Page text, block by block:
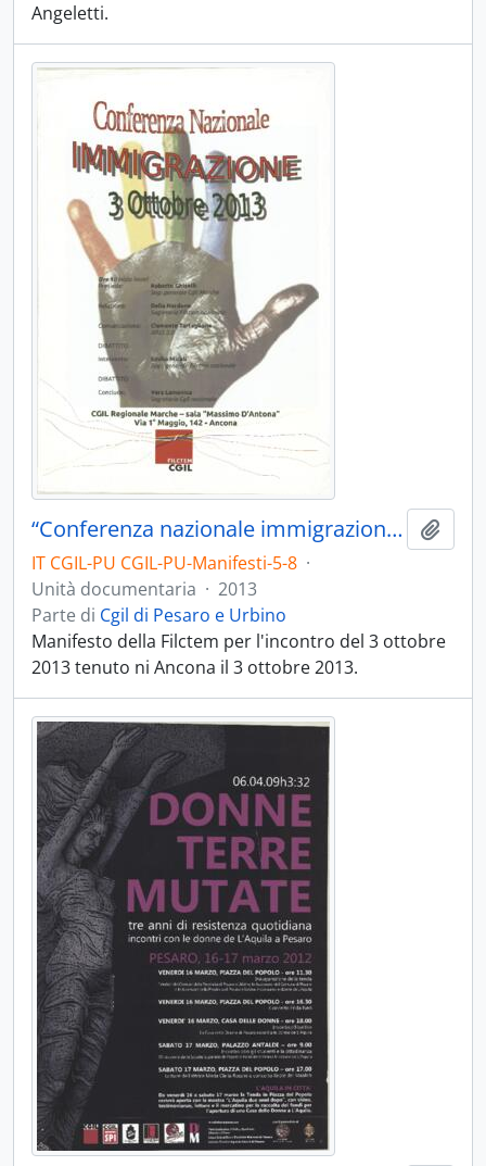
Angeletti.
“Conferenza nazionale immigrazione” - 2013
IT CGIL-PU CGIL-PU-Manifesti-5-8 ·
Unità documentaria · 2013
Parte di Cgil di Pesaro e Urbino
Manifesto della Filctem per l'incontro del 3 ottobre
2013 tenuto ni Ancona il 3 ottobre 2013.